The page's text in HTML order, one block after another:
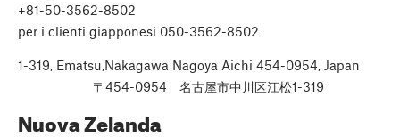
+81-50-3562-8502
per i clienti giapponesi 050-3562-8502
1-319, Ematsu,Nakagawa Nagoya Aichi 454-0954, Japan
〒454-0954 名古屋市中川区江松1-319
Nuova Zelanda